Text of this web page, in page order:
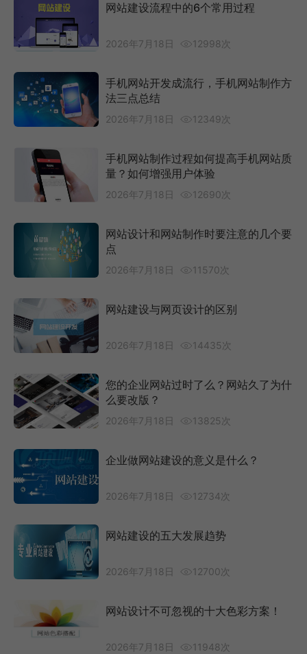
网站建设流程中的6个常用过程
2026年7月18日 12998次
手机网站开发成流行，手机网站制作方
法三点总结
2026年7月18日 12349次
手机网站制作过程如何提高手机网站质
量？如何增强用户体验
2026年7月18日 12690次
网站设计和网站制作时要注意的几个要
点
2026年7月18日 11570次
网站建设与网页设计的区别
2026年7月18日 14435次
您的企业网站过时了么？网站久了为什
么要改版？
2026年7月18日 13825次
企业做网站建设的意义是什么？
2026年7月18日 12734次
网站建设的五大发展趋势
2026年7月18日 12700次
网站设计不可忽视的十大色彩方案！
2026年7月18日 11948次